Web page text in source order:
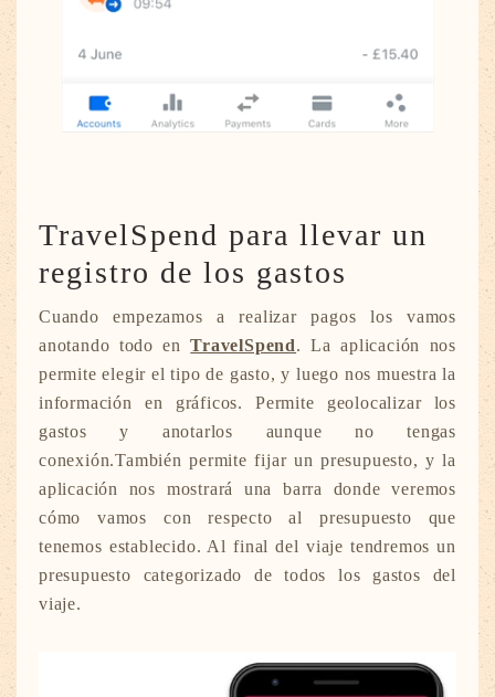
TravelSpend para llevar un
registro de los gastos
Cuando empezamos a realizar pagos los vamos
anotando todo enTravelSpend. La aplicación nos
permite elegir el tipo de gasto, y luego nos muestra la
información en gráficos. Permite geolocalizar los
gastos y anotarlos aunque no tengas
conexión.También permite fijar un presupuesto, y la
aplicación nos mostrará una barra donde veremos
cómo vamos con respecto al presupuesto que
tenemos establecido. Al final del viaje tendremos un
presupuesto categorizado de todos los gastos del
viaje.